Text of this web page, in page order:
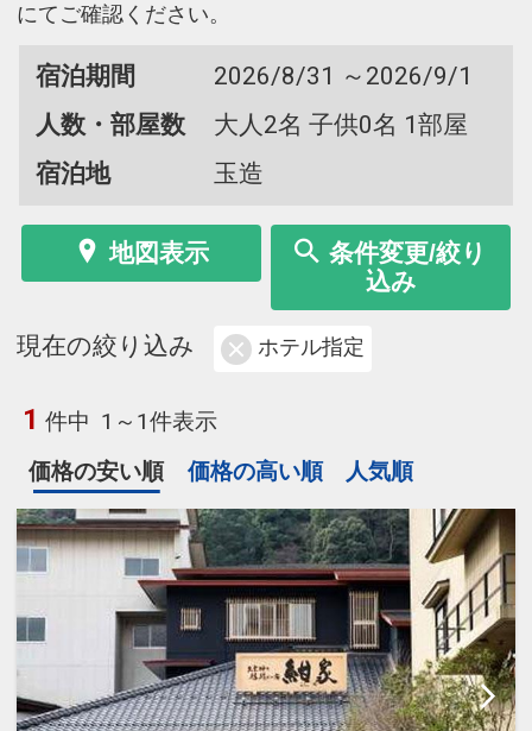
にてご確認ください。
宿泊期間
2026/8/31 ～2026/9/1
人数・部屋数
大人2名 子供0名 1部屋
宿泊地
玉造
地図表示
条件変更/絞り
込み
現在の絞り込み ホテル指定
1 件中 1～1件表示
価格の安い順
価格の高い順 人気順